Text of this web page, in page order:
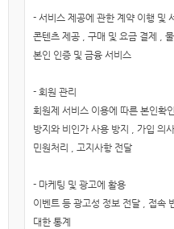
- 서비스 제공에 관한 계약 이행 및
콘텐츠 제공 , 구매 및 요금 결제 ,
본인 인증 및 금융 서비스
- 회원 관리
회원제 서비스 이용에 따른 본인확
방지와 비인가 사용 방지 , 가입 의
민원처리 , 고지사항 전달
- 마케팅 및 광고에 활용
이벤트 등 광고성 정보 전달 , 접속
대한 통계